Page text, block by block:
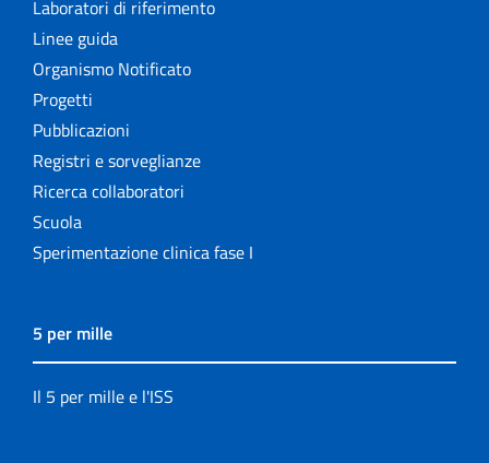
Laboratori di riferimento
Linee guida
Organismo Notificato
Progetti
Pubblicazioni
Registri e sorveglianze
Ricerca collaboratori
Scuola
Sperimentazione clinica fase I
5 per mille
Il 5 per mille e l'ISS